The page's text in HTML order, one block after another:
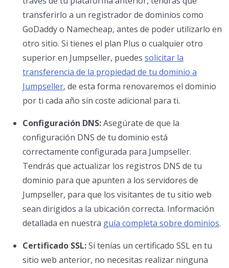
transferirlo a un registrador de dominios como
GoDaddy o Namecheap, antes de poder utilizarlo en
otro sitio. Si tienes el plan Plus o cualquier otro
superior en Jumpseller, puedes solicitar la
transferencia de la propiedad de tu dominio a
Jumpseller, de esta forma renovaremos el dominio
por ti cada año sin coste adicional para ti.
Configuración DNS:Asegúrate de que la
configuración DNS de tu dominio está
correctamente configurada para Jumpseller.
Tendrás que actualizar los registros DNS de tu
dominio para que apunten a los servidores de
Jumpseller, para que los visitantes de tu sitio web
sean dirigidos a la ubicación correcta. Información
detallada en nuestra guía completa sobre dominios.
Certificado SSL:Si tenías un certificado SSL en tu
sitio web anterior, no necesitas realizar ninguna